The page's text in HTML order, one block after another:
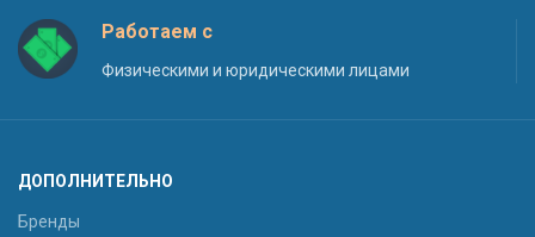
Работаем с
Физическими и юридическими лицами
ДОПОЛНИТЕЛЬНО
Бренды